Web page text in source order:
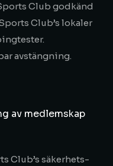
Club godkänd
Club’s lokaler
avstängning.
av medlemskap
Club’s säkerhets-